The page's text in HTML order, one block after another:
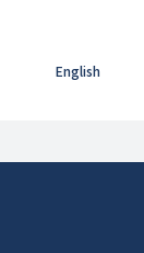
English